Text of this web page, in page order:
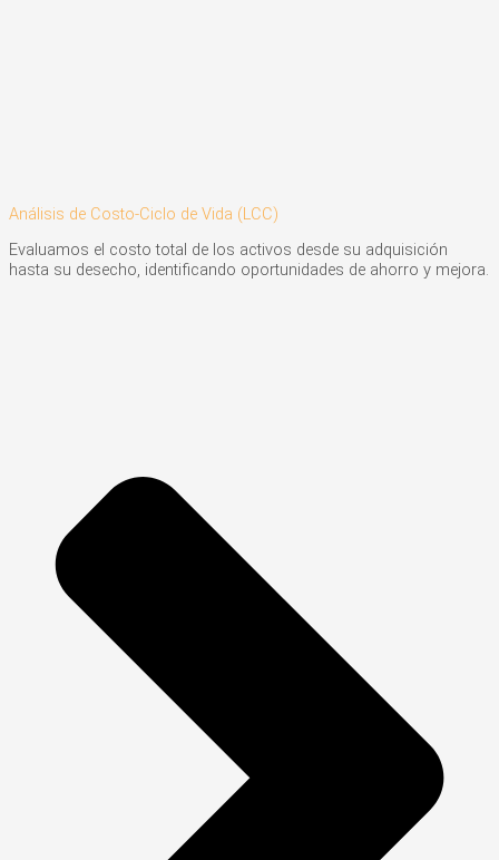
Análisis de Costo-Ciclo de Vida (LCC)
Evaluamos el costo total de los activos desde su adquisición
hasta su desecho, identificando oportunidades de ahorro y mejora.